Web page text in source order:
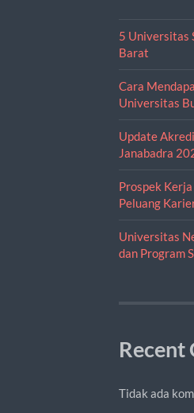
5 Universitas
Barat
Cara
Universitas
Update
Janabadra
Prospek
Peluang
Universitas
dan Program
Recent
Tidak ada